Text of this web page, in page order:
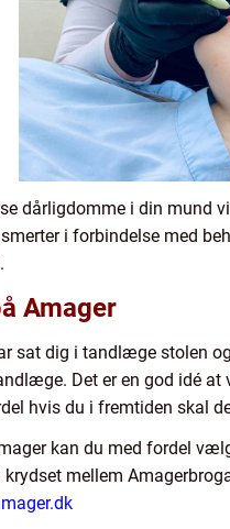
dårligdomme i din
i forbindelse med
Amager
sat dig i tandlæge stolen
Det er en god idé
hvis du i fremtiden skal
kan du med fordel
mellem